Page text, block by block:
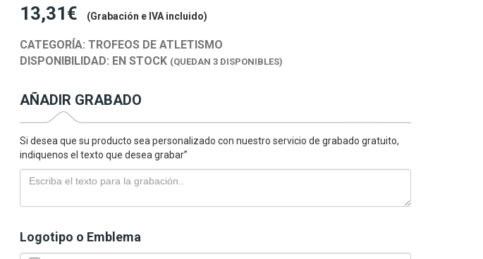
13,31€ (Grabación e IVA incluido)
CATEGORÍA: TROFEOS DE ATLETISMO
DISPONIBILIDAD: EN STOCK (QUEDAN 3 DISPONIBLES)
AÑADIR GRABADO
Si desea que su producto sea personalizado con nuestro servicio de grabado gratuito,
indiquenos el texto que desea grabar”
Logotipo o Emblema